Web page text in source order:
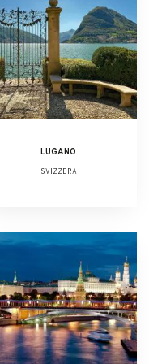
LUGANO
SVIZZERA